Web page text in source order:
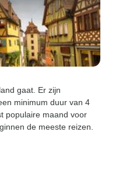
gaat. Er zijn
minimum duur van 4
populaire maand voor
de meeste reizen.